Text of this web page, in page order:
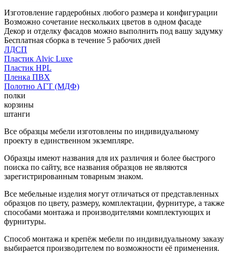
Изготовление гардеробных любого размера и конфигурации
Возможно сочетание нескольких цветов в одном фасаде
Декор и отделку фасадов можно выполнить под вашу задумку
Бесплатная сборка в течение 5 рабочих дней
ЛДСП
Пластик Alvic Luxe
Пластик HPL
Пленка ПВХ
Полотно АГТ (МДФ)
полки
корзины
штанги
Все образцы мебели изготовлены по индивидуальному
проекту в единственном экземпляре.
Образцы имеют названия для их различия и более быстрого
поиска по сайту, все названия образцов не являются
зарегистрированным товарным знаком.
Все мебельные изделия могут отличаться от представленных
образцов по цвету, размеру, комплектации, фурнитуре, а также
способами монтажа и производителями комплектующих и
фурнитуры.
Способ монтажа и крепёж мебели по индивидуальному заказу
выбирается производителем по возможности её применения.